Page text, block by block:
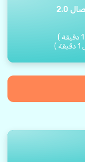
2.0
1 دقيقة )
1 دقيقة )